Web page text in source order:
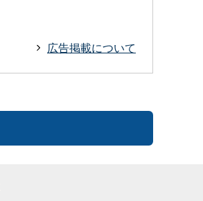
広告掲載について